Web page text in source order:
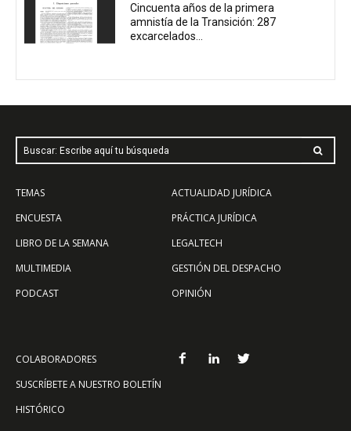
Cincuenta años de la primera
amnistía de la Transición: 287
excarcelados...
Buscar: Escribe aquí tu búsqueda
TEMAS
ENCUESTA
LIBRO DE LA SEMANA
MULTIMEDIA
PODCAST
ACTUALIDAD JURÍDICA
PRÁCTICA JURÍDICA
LEGALTECH
GESTIÓN DEL DESPACHO
OPINIÓN
COLABORADORES
SUSCRÍBETE A NUESTRO BOLETÍN
HISTÓRICO